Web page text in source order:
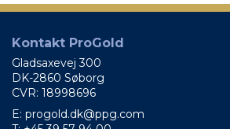
Kontakt ProGold
Gladsaxevej 300
DK-2860 Søborg
CVR: 18998696
E: progold.dk@ppg.com